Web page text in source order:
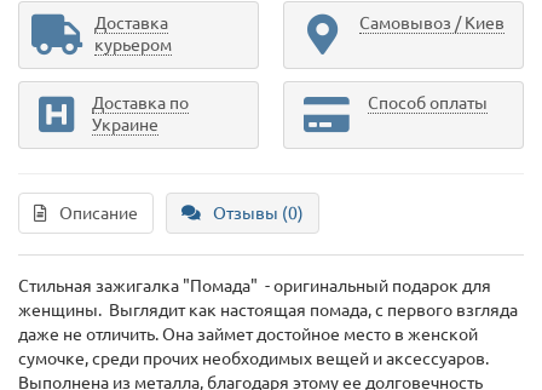
Доставка
курьером
Самовывоз / Киев
Доставка по
Украине
Способ оплаты
Описание Отзывы (0)
Стильная зажигалка "Помада" - оригинальный подарок для
женщины. Выглядит как настоящая помада, с первого взгляда
даже не отличить. Она займет достойное место в женской
сумочке, среди прочих необходимых вещей и аксессуаров.
Выполнена из металла, благодаря этому ее долговечность